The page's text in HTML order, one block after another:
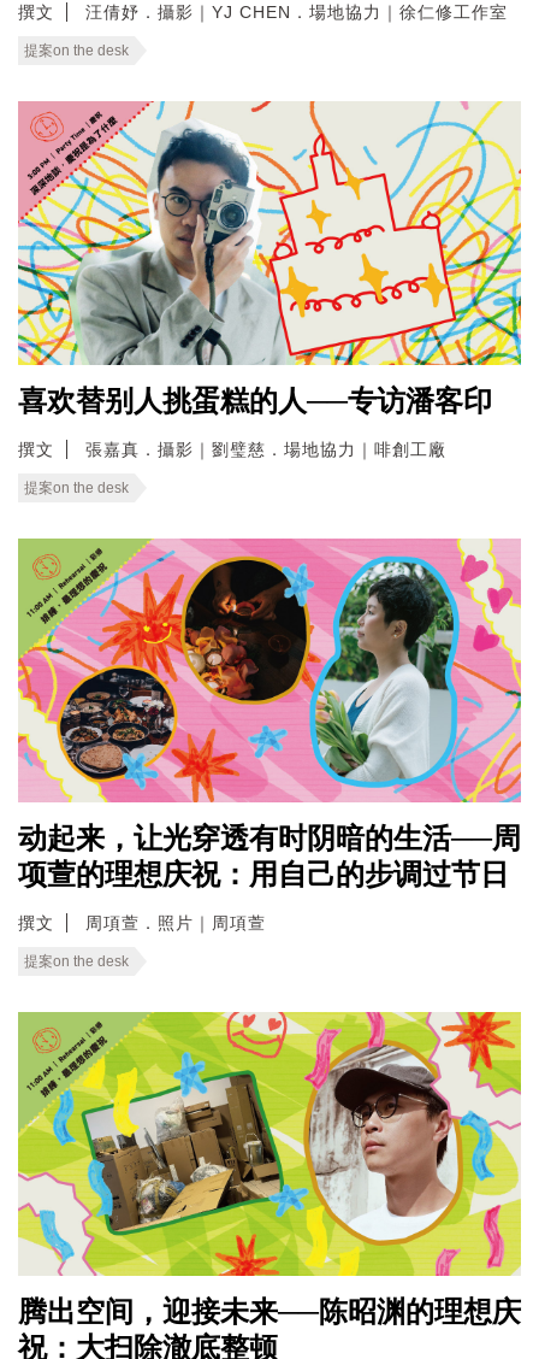
撰文 汪倩妤．攝影｜YJ CHEN．場地協力｜徐仁修工作室
提案on the desk
喜欢替别人挑蛋糕的人──专访潘客印
撰文 張嘉真．攝影｜劉璧慈．場地協力｜啡創工廠
提案on the desk
动起来，让光穿透有时阴暗的生活──周
项萱的理想庆祝：用自己的步调过节日
撰文 周項萱．照片｜周項萱
提案on the desk
腾出空间，迎接未来──陈昭渊的理想庆
祝：大扫除澈底整顿